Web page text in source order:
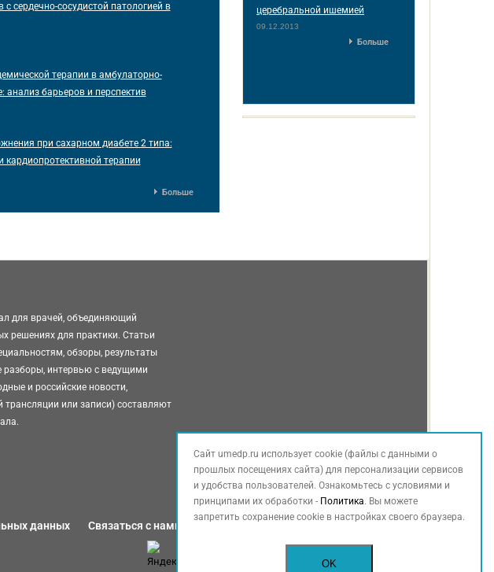
сердечно-сосудистой патологией в
терапии в амбулаторно-
анализ барьеров и перспектив
при сахарном диабете 2 типа:
терапии
Больше
церебральной ишемией
09.12.2013
Больше
для врачей, объединяющий
решениях для практики. Статьи
обзоры, результаты
разборы, интервью с ведущими
и российские новости,
или записи) составляют
данных Связаться с нами
Сайт umedp.ru использует cookie (файлы с данными о
прошлых посещениях сайта) для персонализации сервисов
и удобства пользователей. Ознакомьтесь с условиями и
принципами их обработки - Политика. Вы можете
запретить сохранение cookie в настройках своего браузера.
OK